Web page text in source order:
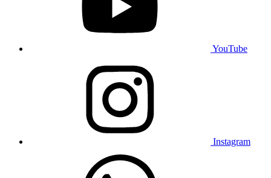
YouTube
Instagram